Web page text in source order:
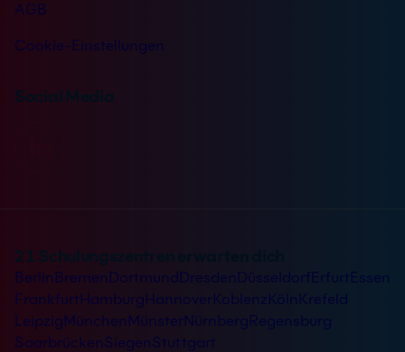
AGB
Cookie-Einstellungen
Social Media
21 Schulungszentren erwarten dich
Berlin Bremen Dortmund ErfurtEssen
FrankfurtHamburgHannover
Krefeld
LeipzigMünchen Münster
SaarbrückenSiegen Stuttgart